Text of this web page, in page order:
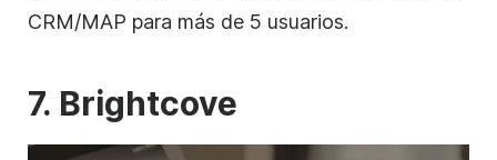
CRM/MAP para más de 5 usuarios.
7. Brightcove